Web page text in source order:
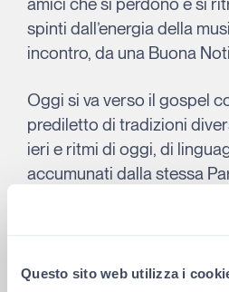
Questo sito web utilizza i
amici che si perdono e si
spinti dall’energia della
incontro, da una Buona
Oggi si va verso il gospel
prediletto di tradizioni
ieri e ritmi di oggi, di
accumunati dalla stessa
Questo gruppo è
sempre quella, la Persona